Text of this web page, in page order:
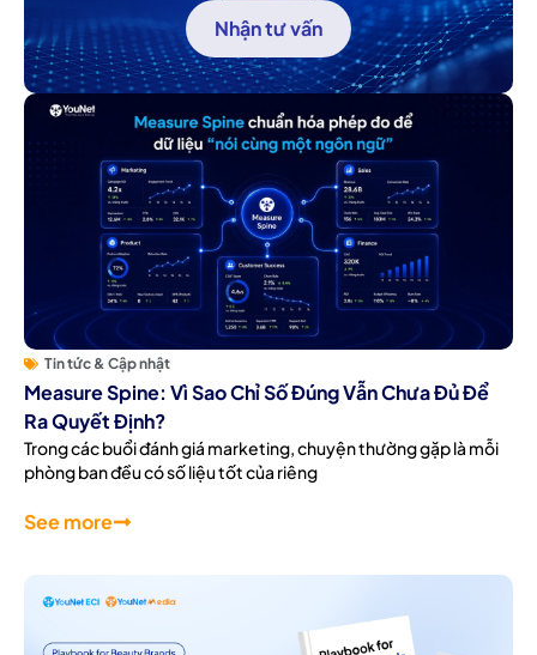
Nhận tư vấn
Tin tức & Cập nhật
Measure Spine: Vì Sao Chỉ Số Đúng Vẫn Chưa Đủ Để
Ra Quyết Định?
Trong các buổi đánh giá marketing, chuyện thường gặp là mỗi
phòng ban đều có số liệu tốt của riêng
See more